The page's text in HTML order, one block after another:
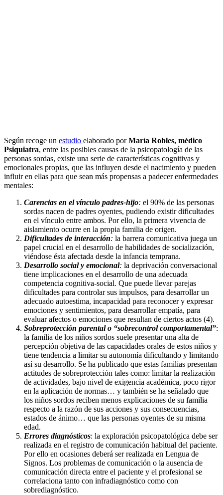
Según recoge un estudio elaborado porMaría Robles, médico
Psiquiatra, entre las posibles causas de la psicopatología de las
personas sordas, existe una serie de características cognitivas y
emocionales propias, que las influyen desde el nacimiento y pueden
influir en ellas para que sean más propensas a padecer enfermedades
mentales:
Carencias en el vínculo padres-hijo: el 90% de las personas
sordas nacen de padres oyentes, pudiendo existir dificultades
en el vínculo entre ambos. Por ello, la primera vivencia de
aislamiento ocurre en la propia familia de origen.
Dificultades de interacción: la barrera comunicativa juega un
papel crucial en el desarrollo de habilidades de socialización,
viéndose ésta afectada desde la infancia temprana.
Desarrollo social y emocional: la deprivación conversacional
tiene implicaciones en el desarrollo de una adecuada
competencia cognitiva-social. Que puede llevar parejas
dificultades para controlar sus impulsos, para desarrollar un
adecuado autoestima, incapacidad para reconocer y expresar
emociones y sentimientos, para desarrollar empatía, para
evaluar afectos o emociones que resultan de ciertos actos (4).
Sobreprotección parental o “sobrecontrol comportamental”:
la familia de los niños sordos suele presentar una alta de
percepción objetiva de las capacidades orales de estos niños y
tiene tendencia a limitar su autonomía dificultando y limitando
así su desarrollo. Se ha publicado que estas familias presentan
actitudes de sobreprotección tales como: limitar la realización
de actividades, bajo nivel de exigencia académica, poco rigor
en la aplicación de normas… y también se ha señalado que
los niños sordos reciben menos explicaciones de su familia
respecto a la razón de sus acciones y sus consecuencias,
estados de ánimo… que las personas oyentes de su misma
edad.
Errores diagnósticos: la exploración psicopatológica debe ser
realizada en el registro de comunicación habitual del paciente.
Por ello en ocasiones deberá ser realizada en Lengua de
Signos. Los problemas de comunicación o la ausencia de
comunicación directa entre el paciente y el profesional se
correlaciona tanto con infradiagnóstico como con
sobrediagnóstico.